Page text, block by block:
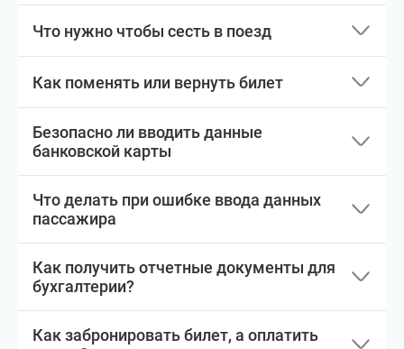
Что нужно чтобы сесть в поезд
Как поменять или вернуть билет
Безопасно ли вводить данные
банковской карты
Что делать при ошибке ввода данных
пассажира
Как получить отчетные документы для
бухгалтерии?
Как забронировать билет, а оплатить